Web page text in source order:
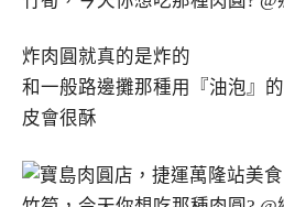
炸肉圓就真的是炸的
和一般路邊攤那種用『油泡』
皮會很酥